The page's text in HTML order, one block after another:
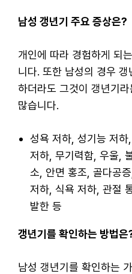
남성 갱년기 주요 증상은?
개인에 따라 경험하게 되
니다. 또한 남성의 경우
하더라도 그것이 갱년기
많습니다.
성욕 저하, 성기능 저
저하, 무기력함, 우울,
소, 안면 홍조, 골다공
저하, 식욕 저하, 관절
발한 등
갱년기를 확인하는 방법은
남성 갱년기를 확인하는